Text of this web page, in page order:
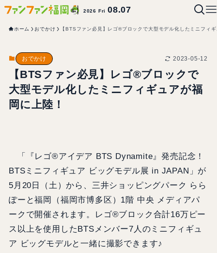
2026 Fri08.07
ホーム おでかけ 【BTSファン必見】レゴ®ブロックで大型モデル化したミニフィ
おでかけ 2023-05-12
【BTSファン必見】レゴ®ブロックで
大型モデル化したミニフィギュアが福
岡に上陸！
「『レゴ®アイデア BTS Dynamite』発売記念！
BTSミニフィギュア ビッグモデル展 in JAPAN」が
5月20日（土）から、三井ショッピングパーク らら
ぽーと福岡（福岡市博多区）1階 中央 メディアパ
ークで開催されます。レゴ®ブロック合計16万ピー
ス以上を使用したBTSメンバー7人のミニフィギュ
ア ビッグモデルと一緒に撮影できます♪